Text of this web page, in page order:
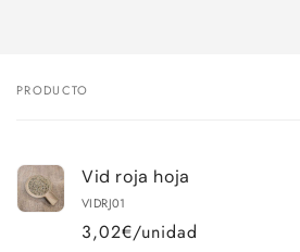
Tu
PRODUCTO
Vid roja hoja
VIDRJ01
3,02€/unidad